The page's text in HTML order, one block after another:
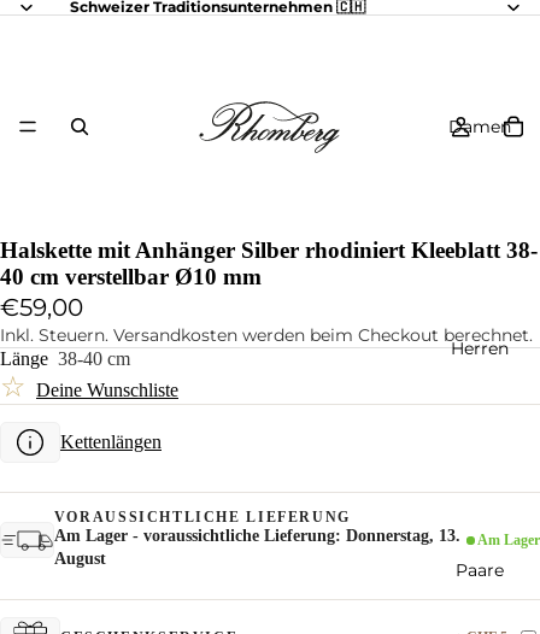
Schweizer Traditionsunternehmen 🇨🇭
Damen
Herren
Paare
Halskette mit Anhänger Silber rhodiniert Kleeblatt 38-
40 cm verstellbar Ø10 mm
€59,00
Inkl. Steuern. Versandkosten werden beim Checkout berechnet.
Länge 38-40 cm
☆ Deine Wunschliste
Kettenlängen
VORAUSSICHTLICHE LIEFERUNG
Am Lager - voraussichtliche Lieferung: Donnerstag, 13.
August
Am Lager